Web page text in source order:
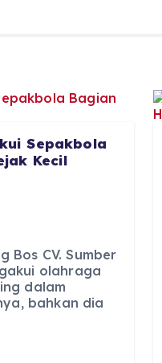
Sepakbola
Kecil
Bos CV. Sumber
olahraga
dalam
bahkan dia